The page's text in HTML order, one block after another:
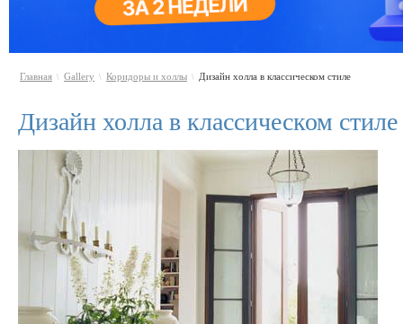
Главная \ Gallery \ Коридоры и холлы \ Дизайн холла в классическом стиле
Дизайн холла в классическом стиле